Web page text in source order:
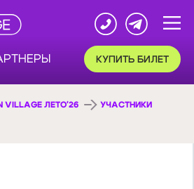
КУПИТЬ БИЛЕТ
VILLAGE ЛЕТО'26 УЧАСТНИКИ